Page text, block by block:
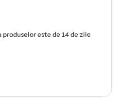
este de 14 de zile